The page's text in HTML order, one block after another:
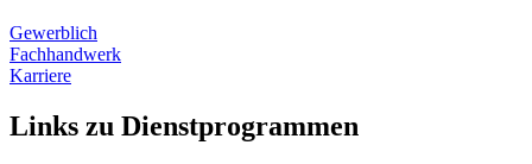
Gewerblich
Fachhandwerk
Karriere
Links zu Dienstprogrammen